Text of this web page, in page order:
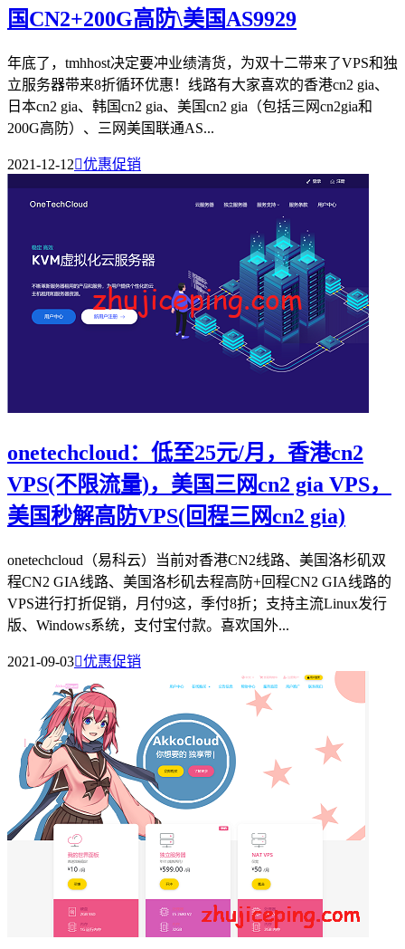
国CN2+200G高防\美国AS9929
年底了，tmhhost决定要冲业绩清货，为双十二带来了VPS和独
立服务器带来8折循环优惠！线路有大家喜欢的香港cn2 gia、
日本cn2 gia、韩国cn2 gia、美国cn2 gia（包括三网cn2gia和
200G高防）、三网美国联通AS...
2021-12-12优惠促销
onetechcloud：低至25元/月，香港cn2
VPS(不限流量)，美国三网cn2 gia VPS，
美国秒解高防VPS(回程三网cn2 gia)
onetechcloud（易科云）当前对香港CN2线路、美国洛杉矶双
程CN2 GIA线路、美国洛杉矶去程高防+回程CN2 GIA线路的
VPS进行打折促销，月付9这，季付8折；支持主流Linux发行
版、Windows系统，支付宝付款。喜欢国外...
2021-09-03优惠促销